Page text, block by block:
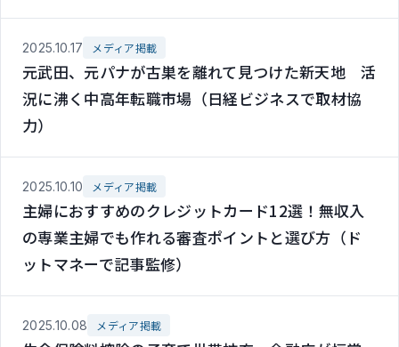
2025.10.17 メディア掲載
元武田、元パナが古巣を離れて見つけた新天地 活
況に沸く中高年転職市場（日経ビジネスで取材協
力）
2025.10.10 メディア掲載
主婦におすすめのクレジットカード12選！無収入
の専業主婦でも作れる審査ポイントと選び方（ド
ットマネーで記事監修）
2025.10.08 メディア掲載